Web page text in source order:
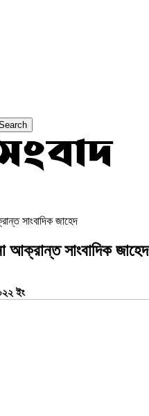
সাংবাদিক জাহেদ
আক্রান্ত সাংবাদিক জাহেদ
ইং